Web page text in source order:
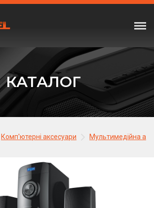
КАТАЛОГ
Комп'ютерні аксесуари Мультимедійна